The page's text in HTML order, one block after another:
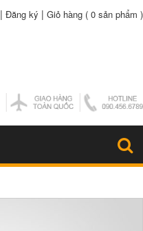
| Đăng ký | Giỏ hàng ( 0 sản phẩm )